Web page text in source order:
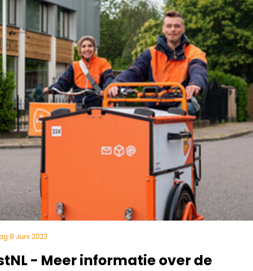
8 Juni 2023
- Meer informatie over de